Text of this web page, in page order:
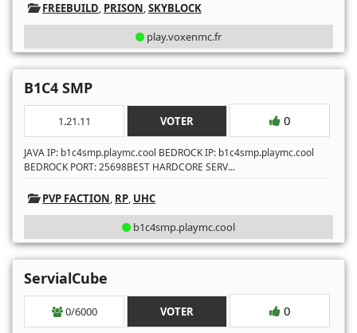
FREEBUILD, PRISON,SKYBLOCK
play.voxenmc.fr
B1C4 SMP
1.21.11 VOTER 0
JAVA IP: b1c4smp.playmc.cool BEDROCK IP: b1c4smp.playmc.cool
BEDROCK PORT: 25698BEST HARDCORE SERV...
PVP FACTION, RP, UHC
b1c4smp.playmc.cool
ServialCube
0/6000 VOTER 0